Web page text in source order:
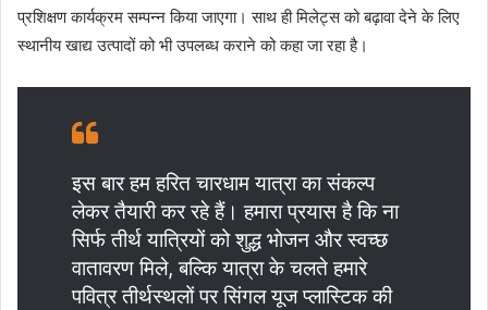
प्रशिक्षण कार्यक्रम सम्पन्न किया जाएगा। साथ ही मिलेट्स को बढ़ावा देने के लिए
स्थानीय खाद्य उत्पादों को भी उपलब्ध कराने को कहा जा रहा है।
इस बार हम हरित चारधाम यात्रा का संकल्प
लेकर तैयारी कर रहे हैं। हमारा प्रयास है कि ना
सिर्फ तीर्थ यात्रियों को शुद्ध भोजन और स्वच्छ
वातावरण मिले, बल्कि यात्रा के चलते हमारे
पवित्र तीर्थस्थलों पर सिंगल यूज प्लास्टिक की